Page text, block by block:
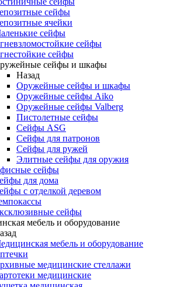
сейфы
ячейки
сейфы
сейфы
сейфы
сейфы и шкафы
Назад
Оружейные сейфы и шкафы
Оружейные сейфы Aiko
Оружейные сейфы Valberg
Пистолетные сейфы
Сейфы ASG
Сейфы для патронов
Сейфы для ружей
Элитные сейфы для оружия
сейфы
для дома
с отделкой деревом
сейфы
мебель и оборудование
мебель и оборудование
медицинские стеллажи
медицинские